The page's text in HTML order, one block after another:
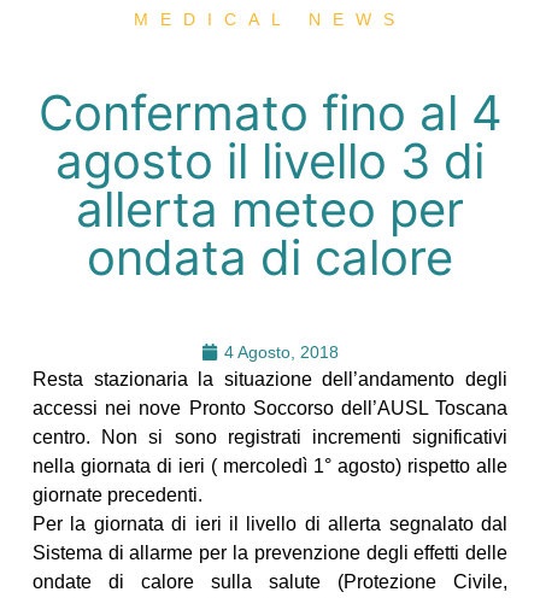
MEDICAL NEWS
Confermato fino al 4
agosto il livello 3 di
allerta meteo per
ondata di calore
4 Agosto, 2018
Resta stazionaria la situazione dell’andamento degli
accessi nei nove Pronto Soccorso dell’AUSL Toscana
centro. Non si sono registrati incrementi significativi
nella giornata di ieri ( mercoledì 1° agosto) rispetto alle
giornate precedenti.
Per la giornata di ieri il livello di allerta segnalato dal
Sistema di allarme per la prevenzione degli effetti delle
ondate di calore sulla salute (Protezione Civile,